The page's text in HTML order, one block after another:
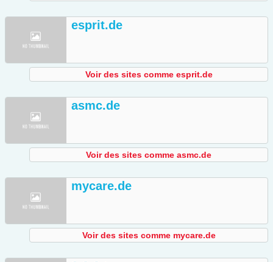
esprit.de
Voir des sites comme esprit.de
asmc.de
Voir des sites comme asmc.de
mycare.de
Voir des sites comme mycare.de